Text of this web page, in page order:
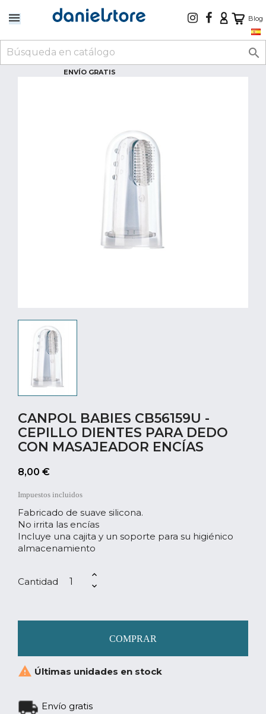
Blog

ENVÍO GRATIS
CANPOL BABIES CB56159U -
CEPILLO DIENTES PARA DEDO
CON MASAJEADOR ENCÍAS
8,00 €
Impuestos incluidos
Fabricado de suave silicona.
No irrita las encías
Incluye una cajita y un soporte para su higiénico
almacenamiento
Cantidad
COMPRAR
 Últimas unidades en stock
Envío gratis